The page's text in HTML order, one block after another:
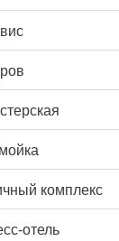
комплекс
отель